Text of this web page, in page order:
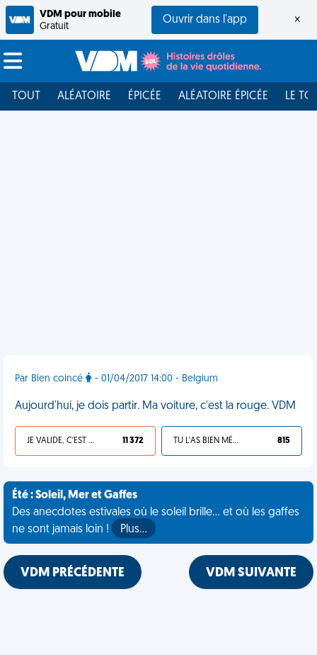
VDM pour mobile
Gratuit
Ouvrir dans l'app ×
TOUT ALÉATOIRE ÉPICÉE ALÉATOIRE ÉPICÉE LE
Par Bien coincé - 01/04/2017 14:00 - Belgium
Aujourd'hui, je dois partir. Ma voiture, c'est la rouge. VDM
JE VALIDE, C'EST UNE VDM 11 372 TU L'AS BIEN MÉRITÉ 815
Été : Soleil, Mer et Gaffes
Des anecdotes estivales où le soleil brille... et où les gaffes
ne sont jamais loin !
Plus…
VDM PRÉCÉDENTE VDM SUIVANTE